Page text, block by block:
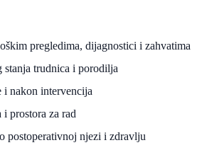
pregledima, dijagnostici i zahvatima
stanja trudnica i porodilja
i nakon intervencija
i prostora za rad
postoperativnoj njezi i zdravlju